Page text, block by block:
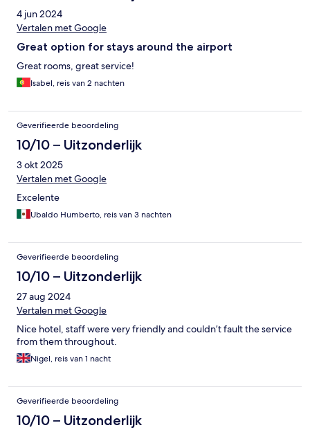
4 jun 2024
Vertalen met Google
Great option for stays around the airport
Great rooms, great service!
Isabel, reis van 2 nachten
Geverifieerde beoordeling
10/10 – Uitzonderlijk
3 okt 2025
Vertalen met Google
Excelente
Ubaldo Humberto, reis van 3 nachten
Geverifieerde beoordeling
10/10 – Uitzonderlijk
27 aug 2024
Vertalen met Google
Nice hotel, staff were very friendly and couldn’t fault the service
from them throughout.
Nigel, reis van 1 nacht
Geverifieerde beoordeling
10/10 – Uitzonderlijk